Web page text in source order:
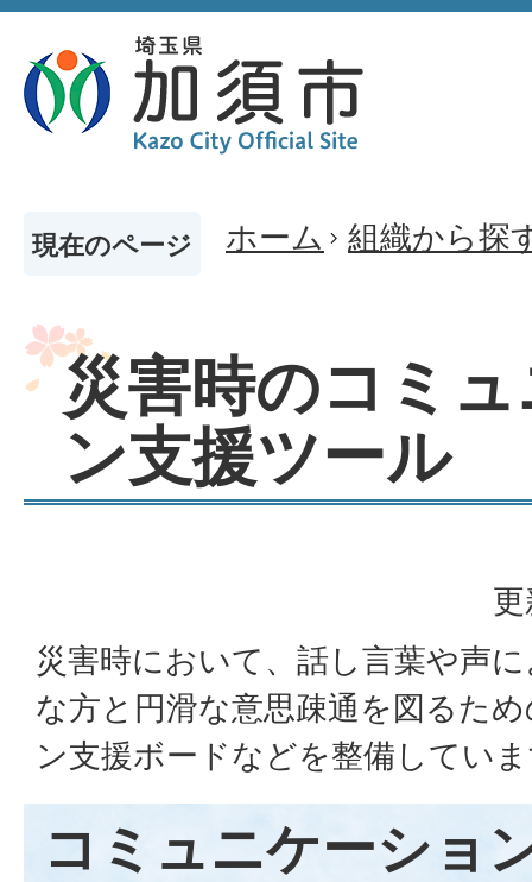
現在のページ ホーム 組織から探
災害時のコミ
ン支援ツール
災害時において、話し言葉や声
な方と円滑な意思疎通を図るた
ン支援ボードなどを整備してい
コミュニケーショ